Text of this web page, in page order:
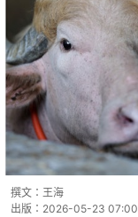
撰文： 王海
出版： 2026-05-23 07:00